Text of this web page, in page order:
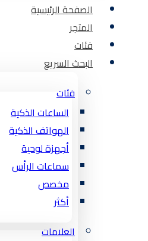
الصفحة الرئيسية
المتجر
فئات
البحث السريع
فئات
الساعات الذكية
الهواتف الذكية
أجهزة لوحية
سماعات الرأس
مخصص
أكثر
العلامات